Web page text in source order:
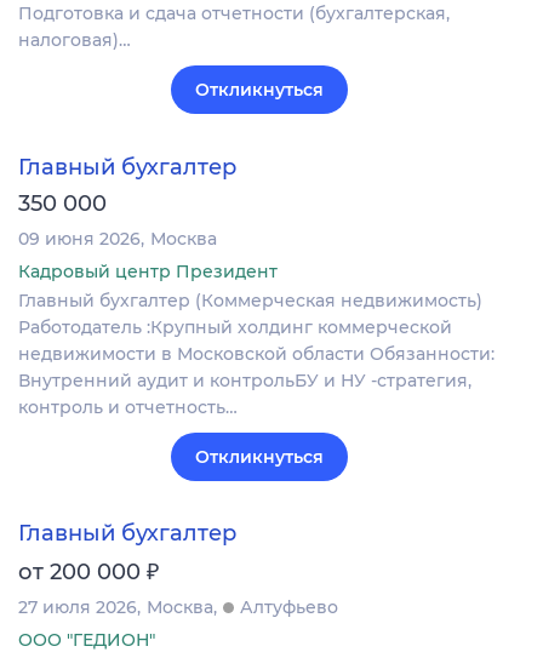
Подготовка и сдача отчетности (бухгалтерская,
налоговая)…
Откликнуться
Главный бухгалтер
350 000
09 июня 2026 Москва
Кадровый центр Президент
Главный бухгалтер (Коммерческая недвижимость)
Работодатель :Крупный холдинг коммерческой
недвижимости в Московской области Обязанности:
Внутренний аудит и контрольБУ и НУ -стратегия,
контроль и отчетность…
Откликнуться
Главный бухгалтер
от 200 000 ₽
27 июля 2026 Москва
Алтуфьево
ООО "ГЕДИОН"